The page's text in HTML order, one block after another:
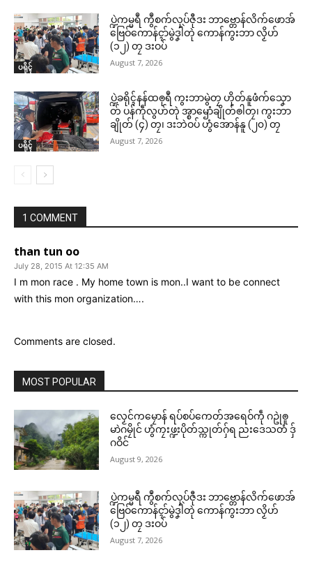
ပရိုၚ်
ပ္ဍဲကမ္မရဳ ကွဳစက်လုပ်ဇီုဒး ဘာဗ္တောန်လိက်ဖောအ်
ဗြေဝ်ကောန်ၚာ်မွဲဒၞါဲတုဲ ကောန်ကွးဘာ လၟိဟ်
(၁၂) တၠ ဒးဝပ်
August 7, 2026
ပရိုၚ်
ပ္ဍဲခရိုၚ်နန်ထၜုရဳ ကွးဘာမွဲတၠ ဟိုတ်နူဖံက်သၞော
တ် ပန်ကဵုလွဟ်တုဲ အ္စာၝောံချိုတ်ၜါတၠ၊ ကွးဘာ
ချိုတ် (၄) တၠ၊ ဒးဘဲဝပ် ဟွံအောန်နူ (၂၀) တၠ
August 7, 2026
1 COMMENT
than tun oo
July 28, 2015 At 12:35 AM
I m mon race . My home town is mon..I want to be connect
with this mon organization….
Comments are closed.
MOST POPULAR
လၟေင်ကမၠောန် ရပ်စပ်ကေတ်အရေဝ်ကဵု ဂဥုဲၜူ
မာဲဂမၠိုင် ဟွံကၠးဖ္ဍးပိုတ်သ္ကုတ်ဂှ်ရ ညးဒေသတံ ဒှ်
ဂဝိင်
August 9, 2026
ပ္ဍဲကမ္မရဳ ကွဳစက်လုပ်ဇီုဒး ဘာဗ္တောန်လိက်ဖောအ်
ဗြေဝ်ကောန်ၚာ်မွဲဒၞါဲတုဲ ကောန်ကွးဘာ လၟိဟ်
(၁၂) တၠ ဒးဝပ်
August 7, 2026